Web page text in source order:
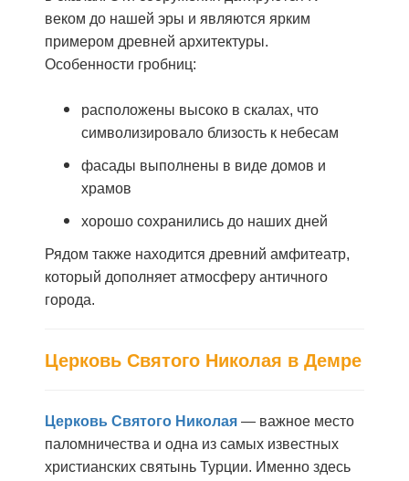
веком до нашей эры и являются ярким
примером древней архитектуры.
Особенности гробниц:
расположены высоко в скалах, что
символизировало близость к небесам
фасады выполнены в виде домов и
храмов
хорошо сохранились до наших дней
Рядом также находится древний амфитеатр,
который дополняет атмосферу античного
города.
Церковь Святого Николая в Демре
Церковь Святого Николая — важное место
паломничества и одна из самых известных
христианских святынь Турции. Именно здесь